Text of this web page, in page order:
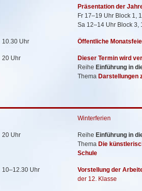
Präsentation der
Fr 17–19 Uhr Block 1,
Sa 12–14 Uhr Block 3,
10.30 Uhr Öffentliche
20 Uhr
Dieser Termin wird
Reihe Einführung in
Thema Darstellungen
Winterferien
20 Uhr Reihe Einführung in
Thema Die
Schule
10–12.30 Uhr
Vorstellung der
der 12. Klasse